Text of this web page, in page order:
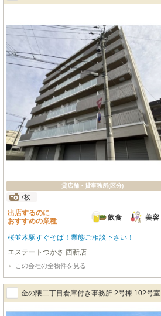
貸店舗・貸事務所(区分)
7枚
出店するのに
おすすめの業種
飲食 美容
桜並木駅すぐそば！業態ご相談下さい！
エステートつかさ 西新店
この会社の全物件を見る
金の隈二丁目倉庫付き事務所 2号棟 102号室